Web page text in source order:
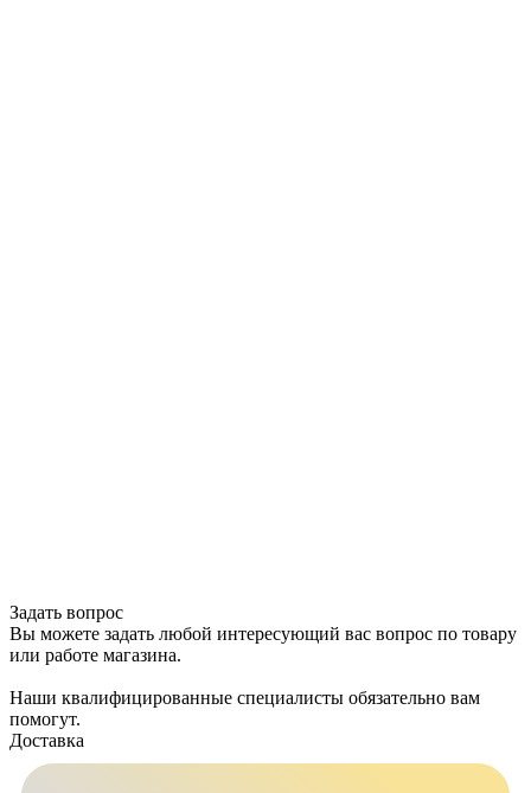
Задать вопрос
Вы можете задать любой интересующий вас вопрос по товару
или работе магазина.
Наши квалифицированные специалисты обязательно вам
помогут.
Доставка